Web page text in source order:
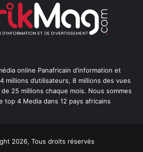
online Panafricain d’information et
millions d’utilisateurs, 8 millions des vues
25 millions chaque mois. Nous sommes
top 4 Media dans 12 pays africains
2026, Tous droits réservés